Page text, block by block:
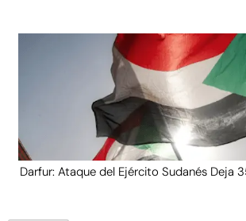
Darfur: Ataque del Ejército Sudanés Deja